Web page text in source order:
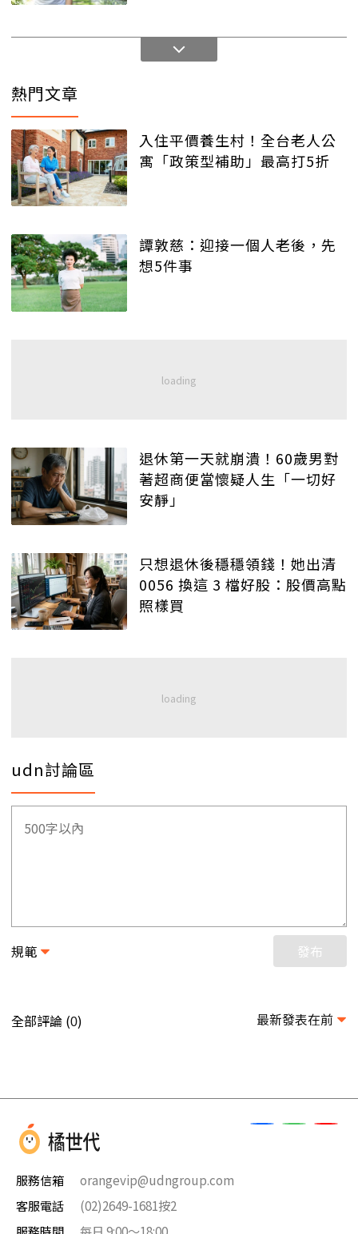
熱門文章
入住平價養生村！全台老人公
寓「政策型補助」最高打5折
譚敦慈：迎接一個人老後，先
想5件事
退休第一天就崩潰！60歲男對
著超商便當懷疑人生「一切好
安靜」
只想退休後穩穩領錢！她出清
0056 換這 3 檔好股：股價高點
照樣買
udn討論區
規範 發布
全部評論 (0) 最新發表在前
服務信箱
orangevip@udngroup.com
客服電話
(02)2649-1681按2